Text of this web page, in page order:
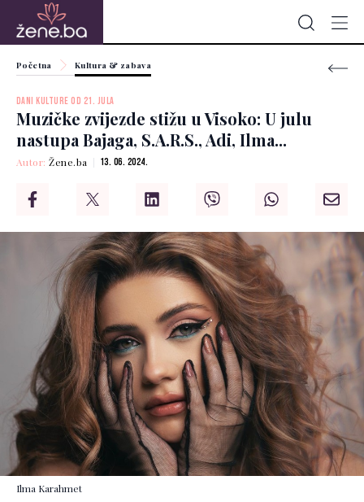
Početna Kultura & zabava
DANI KULTURE OD 21. JULA
Muzičke zvijezde stižu u Visoko: U julu
nastupa Bajaga, S.A.R.S., Adi, Ilma...
Autor:Žene.ba 13. 06. 2024.
Ilma Karahmet